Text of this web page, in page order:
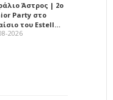
Άστρος | 2ο
Party στο
του Estell…
2026